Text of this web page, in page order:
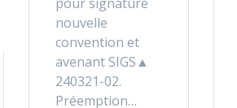
pour signature
nouvelle
convention et
avenant SIGS▲
240321-02.
Préemption…